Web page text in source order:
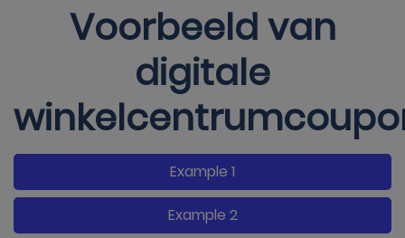
Voorbeeld van
digitale
Example 1
Example 2